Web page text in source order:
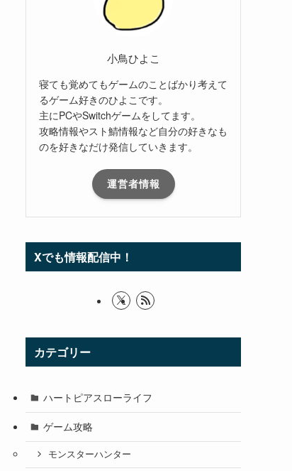
小鳥ひよこ
寝ても覚めてもゲームのことばかり考えて
るゲーム好きのひよこです。
主にPCやSwitchゲームをしてます。
攻略情報やスト鯖情報など自分の好きなも
のを好きなだけ発信していきます。
運営者情報
Xでも情報配信中！
カテゴリー
ハートピアスローライフ
ゲーム攻略
モンスターハンター